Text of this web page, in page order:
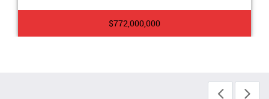
$772,000,000